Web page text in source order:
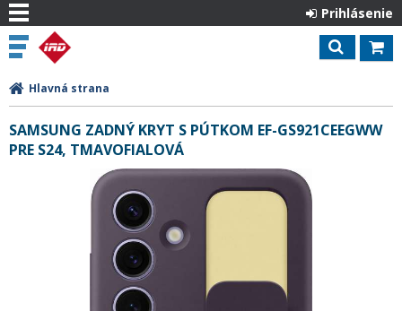
Prihlásenie
Hlavná strana
SAMSUNG ZADNÝ KRYT S PÚTKOM EF-GS921CEEGWW
PRE S24, TMAVOFIALOVÁ